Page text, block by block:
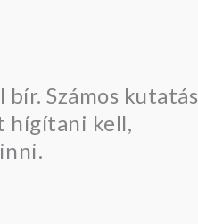
Számos kutatás
hígítani kell,